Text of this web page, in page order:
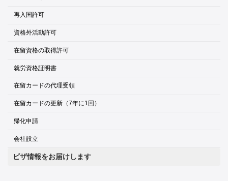
再入国許可
資格外活動許可
在留資格の取得許可
就労資格証明書
在留カードの代理受領
在留カードの更新（7年に1回）
帰化申請
会社設立
ビザ情報をお届けします